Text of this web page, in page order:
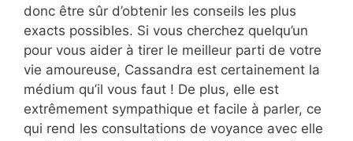
donc être sûr d’obtenir les conseils les plus
exacts possibles. Si vous cherchez quelqu’un
pour vous aider à tirer le meilleur parti de votre
vie amoureuse, Cassandra est certainement la
médium qu’il vous faut ! De plus, elle est
extrêmement sympathique et facile à parler, ce
qui rend les consultations de voyance avec elle